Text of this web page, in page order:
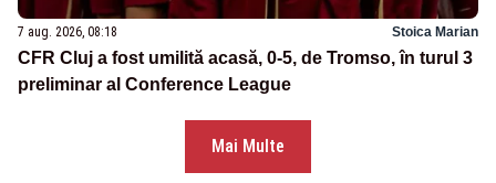
7 aug. 2026, 08:18 Stoica Marian
CFR Cluj a fost umilită acasă, 0-5, de Tromso, în turul 3
preliminar al Conference League
Mai Multe